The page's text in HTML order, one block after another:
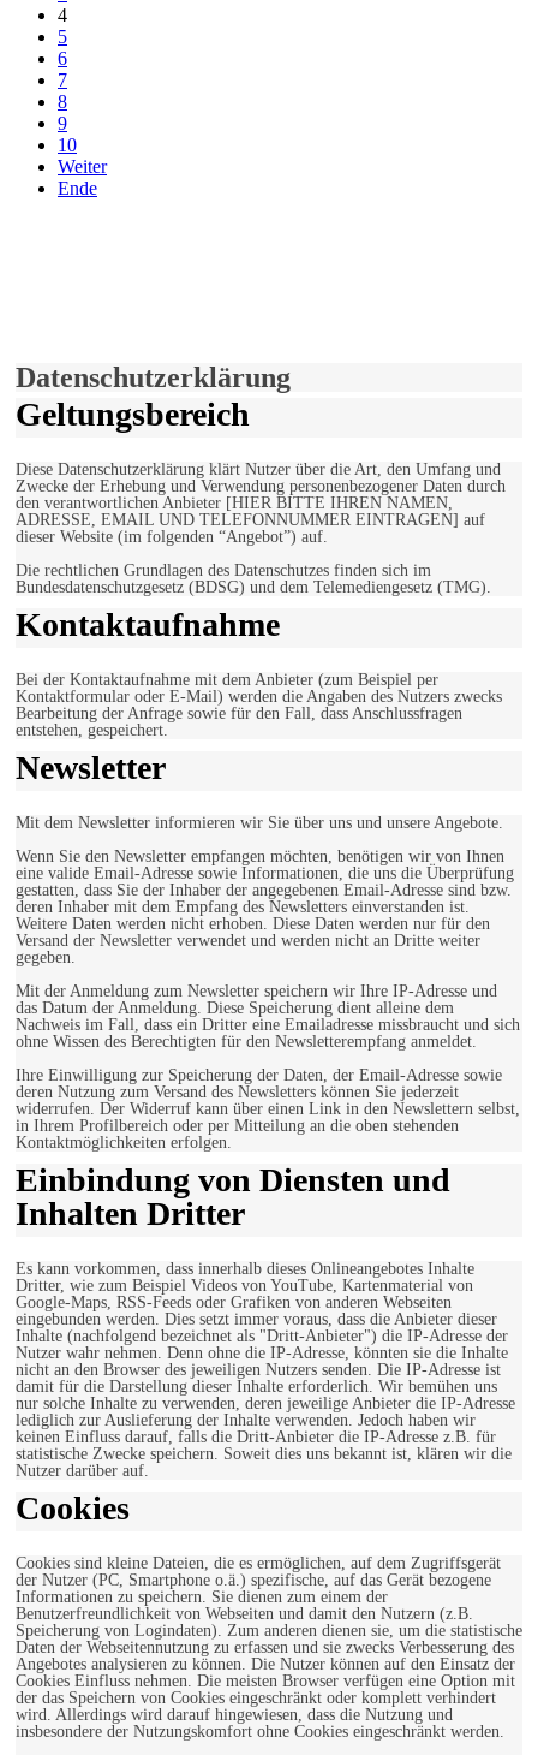
4
5
6
7
8
9
10
Weiter
Ende
Datenschutzerklärung
Geltungsbereich
Diese Datenschutzerklärung klärt Nutzer über die Art, den Umfang und
Zwecke der Erhebung und Verwendung personenbezogener Daten durch
den verantwortlichen Anbieter [HIER BITTE IHREN NAMEN,
ADRESSE, EMAIL UND TELEFONNUMMER EINTRAGEN] auf
dieser Website (im folgenden “Angebot”) auf.
Die rechtlichen Grundlagen des Datenschutzes finden sich im
Bundesdatenschutzgesetz (BDSG) und dem Telemediengesetz (TMG).
Kontaktaufnahme
Bei der Kontaktaufnahme mit dem Anbieter (zum Beispiel per
Kontaktformular oder E-Mail) werden die Angaben des Nutzers zwecks
Bearbeitung der Anfrage sowie für den Fall, dass Anschlussfragen
entstehen, gespeichert.
Newsletter
Mit dem Newsletter informieren wir Sie über uns und unsere Angebote.
Wenn Sie den Newsletter empfangen möchten, benötigen wir von Ihnen
eine valide Email-Adresse sowie Informationen, die uns die Überprüfung
gestatten, dass Sie der Inhaber der angegebenen Email-Adresse sind bzw.
deren Inhaber mit dem Empfang des Newsletters einverstanden ist.
Weitere Daten werden nicht erhoben. Diese Daten werden nur für den
Versand der Newsletter verwendet und werden nicht an Dritte weiter
gegeben.
Mit der Anmeldung zum Newsletter speichern wir Ihre IP-Adresse und
das Datum der Anmeldung. Diese Speicherung dient alleine dem
Nachweis im Fall, dass ein Dritter eine Emailadresse missbraucht und sich
ohne Wissen des Berechtigten für den Newsletterempfang anmeldet.
Ihre Einwilligung zur Speicherung der Daten, der Email-Adresse sowie
deren Nutzung zum Versand des Newsletters können Sie jederzeit
widerrufen. Der Widerruf kann über einen Link in den Newslettern selbst,
in Ihrem Profilbereich oder per Mitteilung an die oben stehenden
Kontaktmöglichkeiten erfolgen.
Einbindung von Diensten und
Inhalten Dritter
Es kann vorkommen, dass innerhalb dieses Onlineangebotes Inhalte
Dritter, wie zum Beispiel Videos von YouTube, Kartenmaterial von
Google-Maps, RSS-Feeds oder Grafiken von anderen Webseiten
eingebunden werden. Dies setzt immer voraus, dass die Anbieter dieser
Inhalte (nachfolgend bezeichnet als "Dritt-Anbieter") die IP-Adresse der
Nutzer wahr nehmen. Denn ohne die IP-Adresse, könnten sie die Inhalte
nicht an den Browser des jeweiligen Nutzers senden. Die IP-Adresse ist
damit für die Darstellung dieser Inhalte erforderlich. Wir bemühen uns
nur solche Inhalte zu verwenden, deren jeweilige Anbieter die IP-Adresse
lediglich zur Auslieferung der Inhalte verwenden. Jedoch haben wir
keinen Einfluss darauf, falls die Dritt-Anbieter die IP-Adresse z.B. für
statistische Zwecke speichern. Soweit dies uns bekannt ist, klären wir die
Nutzer darüber auf.
Cookies
Cookies sind kleine Dateien, die es ermöglichen, auf dem Zugriffsgerät
der Nutzer (PC, Smartphone o.ä.) spezifische, auf das Gerät bezogene
Informationen zu speichern. Sie dienen zum einem der
Benutzerfreundlichkeit von Webseiten und damit den Nutzern (z.B.
Speicherung von Logindaten). Zum anderen dienen sie, um die statistische
Daten der Webseitennutzung zu erfassen und sie zwecks Verbesserung des
Angebotes analysieren zu können. Die Nutzer können auf den Einsatz der
Cookies Einfluss nehmen. Die meisten Browser verfügen eine Option mit
der das Speichern von Cookies eingeschränkt oder komplett verhindert
wird. Allerdings wird darauf hingewiesen, dass die Nutzung und
insbesondere der Nutzungskomfort ohne Cookies eingeschränkt werden.